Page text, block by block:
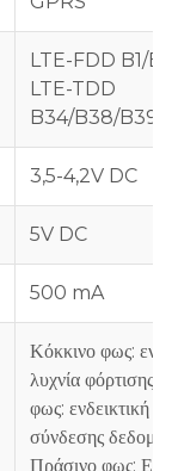
LTE-FDD B1/
LTE-TDD
B34/B38/B39/
3,5-4,2V DC
5V DC
500 mA
Κόκκινο φως:
λυχνία φόρτισης.
φως: ενδεικτική
σύνδεσης
Πράσινο φως: